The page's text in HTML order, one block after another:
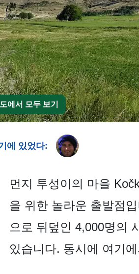
에서 모두 보기
에 있었다:
먼지 투성이의 마을
을 위한 놀라운 출발점
으로 뒤덮인 4,000명의
있습니다. 동시에 여기